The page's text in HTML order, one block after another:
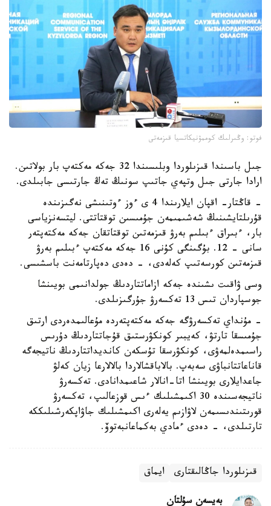
فوتو: وڭىرلىك كوممۋنيكاتسيا قىزمەتى
جىل باسىندا قىزىلوردا وبلىسىندا 32 جەكە مەكتەپ بار بولاتىن.
ارادا جارتى جىل وتپەي جاتىپ سونىڭ تەڭ جارتىسى جابىلدى.
- قاڭتار- اقپان ايلارىندا 4 ى ءوز ءوتىنىشى نەگىزىندە
قۇرىلتايشىنىڭ شەشىمىمەن جۇمىسىن توقتاتتى. ليتسەنزياسى
بار، ءبىراق ءبىلىم بەرۋ قىزمەتىن توقتاتقان جەكە مەكتەپتەر
سانى - 12. بۇگىنگى كۇنى 16 جەكە مەكتەپ ءبىلىم بەرۋ
قىزمەتىن كورسەتىپ كەلەدى، - دەدى دەپارتامەنت باسشىسى.
وسى ۋاقىت ىشىندە جەكە ازاماتتاردىڭ جولدانىمى بويىنشا
جوسپاردان تىس 13 تەكسەرۋ جۇرگىزىلدى.
- مۇنداي تەكسەرۋگە جەكە مەكتەپتەردە مۇعالىمدەردى ارتىق
جۇمىسقا تارتۋ، كەيبىر كونكۋرستىق قۇجاتتاردىڭ دۇرىس
راسىمدەلمەۋى، كونكۋرسقا تۇسكەن كانديداتتاردىڭ ناتيجەگە
قاناعاتتانباۋى سەبەپ. بالاباقشالاردا بالالارعا زيان كەلۋ
جاعدايلارى بويىنشا اتا-انالار شاعىمدانادى. تەكسەرۋ
ناتيجەسىندە 30 اكىمشىلىك ءىس قوزعالىپ، تەكسەرۋ
قورىتىندىسىمەن لاۋازىم يەلەرى اكىمشىلىك جاۋاپكەرشىلىككە
تارتىلدى، - دەدى ءمادي بەكماعانبەتوۆ.
قىزىلوردا جاڭالىقتارى ايماق
بەيسەن سۇلتان